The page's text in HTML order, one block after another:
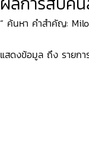
“ ค้นหา คำสำคัญ:
แสดงข้อมูล ถึง รายก